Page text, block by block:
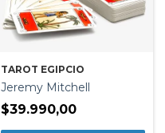
TAROT EGIPCIO
Jeremy Mitchell
$39.990,00